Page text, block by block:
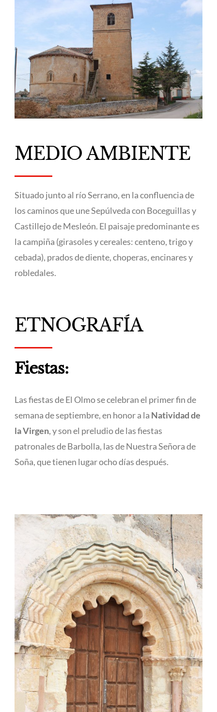
MEDIO AMBIENTE
Situado junto al río Serrano, en la confluencia de
los caminos que une Sepúlveda con Boceguillas y
Castillejo de Mesleón. El paisaje predominante es
la campiña (girasoles y cereales: centeno, trigo y
cebada), prados de diente, choperas, encinares y
robledales.
ETNOGRAFÍA
Fiestas:
Las fiestas de El Olmo se celebran el primer fin de
semana de septiembre, en honor a la Natividad de
la Virgen, y son el preludio de las fiestas
patronales de Barbolla, las de Nuestra Señora de
Soña, que tienen lugar ocho días después.